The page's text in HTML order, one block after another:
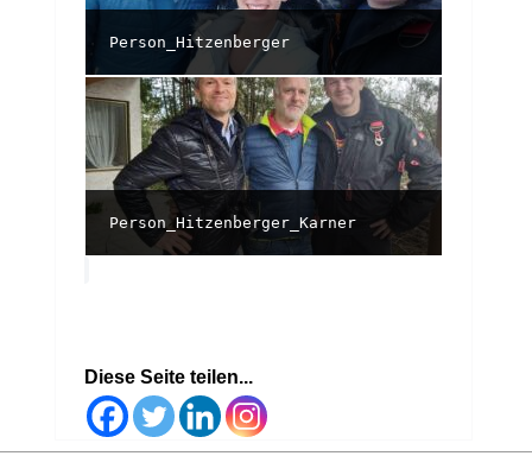
Person_Hitzenberger
Person_Hitzenberger_Karner
Diese Seite teilen...